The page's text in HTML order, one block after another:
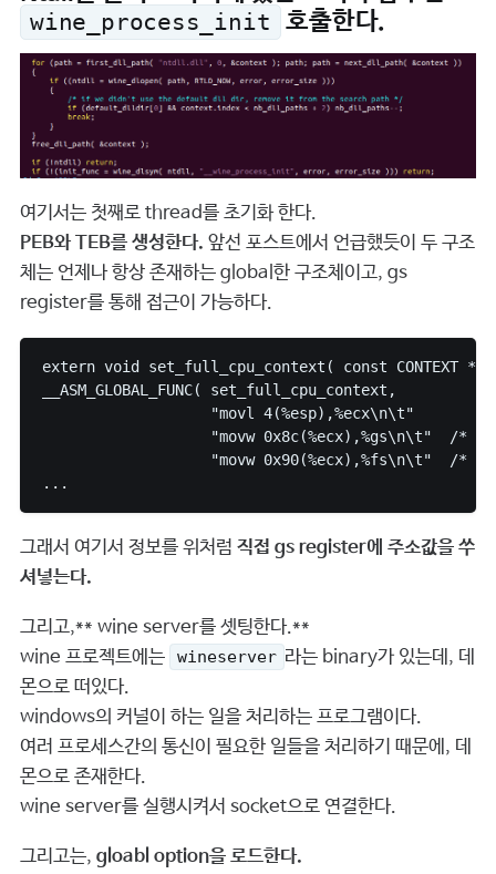
wine_process_init 호출한다.
여기서는 첫째로 thread를 초기화 한다.
PEB와 TEB를 생성한다. 앞선 포스트에서 언급했듯이 두 구조
체는 언제나 항상 존재하는 global한 구조체이고, gs
register를 통해 접근이 가능하다.
extern void set_full_cpu_context( const CONTEXT
__ASM_GLOBAL_FUNC( set_full_cpu_context,
                   "movl 4(%esp),%ecx\n\t"
"movw 0x8c(%ecx),%gs\n\t"  /*
"movw 0x90(%ecx),%fs\n\t"  /*
그래서 여기서 정보를 위처럼 직접 gs register에 주소값을 쑤
셔넣는다.
그리고,** wine server를 셋팅한다.**
wine 프로젝트에는
wineserver 라는 binary가 있는데, 데
몬으로 떠있다.
windows의 커널이 하는 일을 처리하는 프로그램이다.
여러 프로세스간의 통신이 필요한 일들을 처리하기 때문에, 데
몬으로 존재한다.
wine server를 실행시켜서 socket으로 연결한다.
그리고는, gloabl option을 로드한다.